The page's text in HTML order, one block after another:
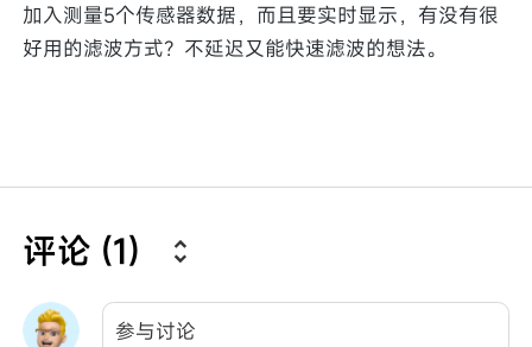
加入测量5个传感器数据，而且要实时显示，有没有很
好用的滤波方式？不延迟又能快速滤波的想法。
评论 (1)